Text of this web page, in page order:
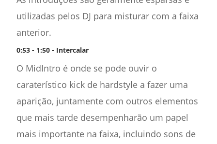
utilizadas pelos DJ para misturar com a faixa
anterior.
0:53 - 1:50 - Intercalar
O MidIntro é onde se pode ouvir o
caraterístico kick de hardstyle a fazer uma
aparição, juntamente com outros elementos
que mais tarde desempenharão um papel
mais importante na faixa, incluindo sons de